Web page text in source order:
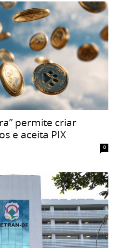
permite criar
e aceita PIX
0